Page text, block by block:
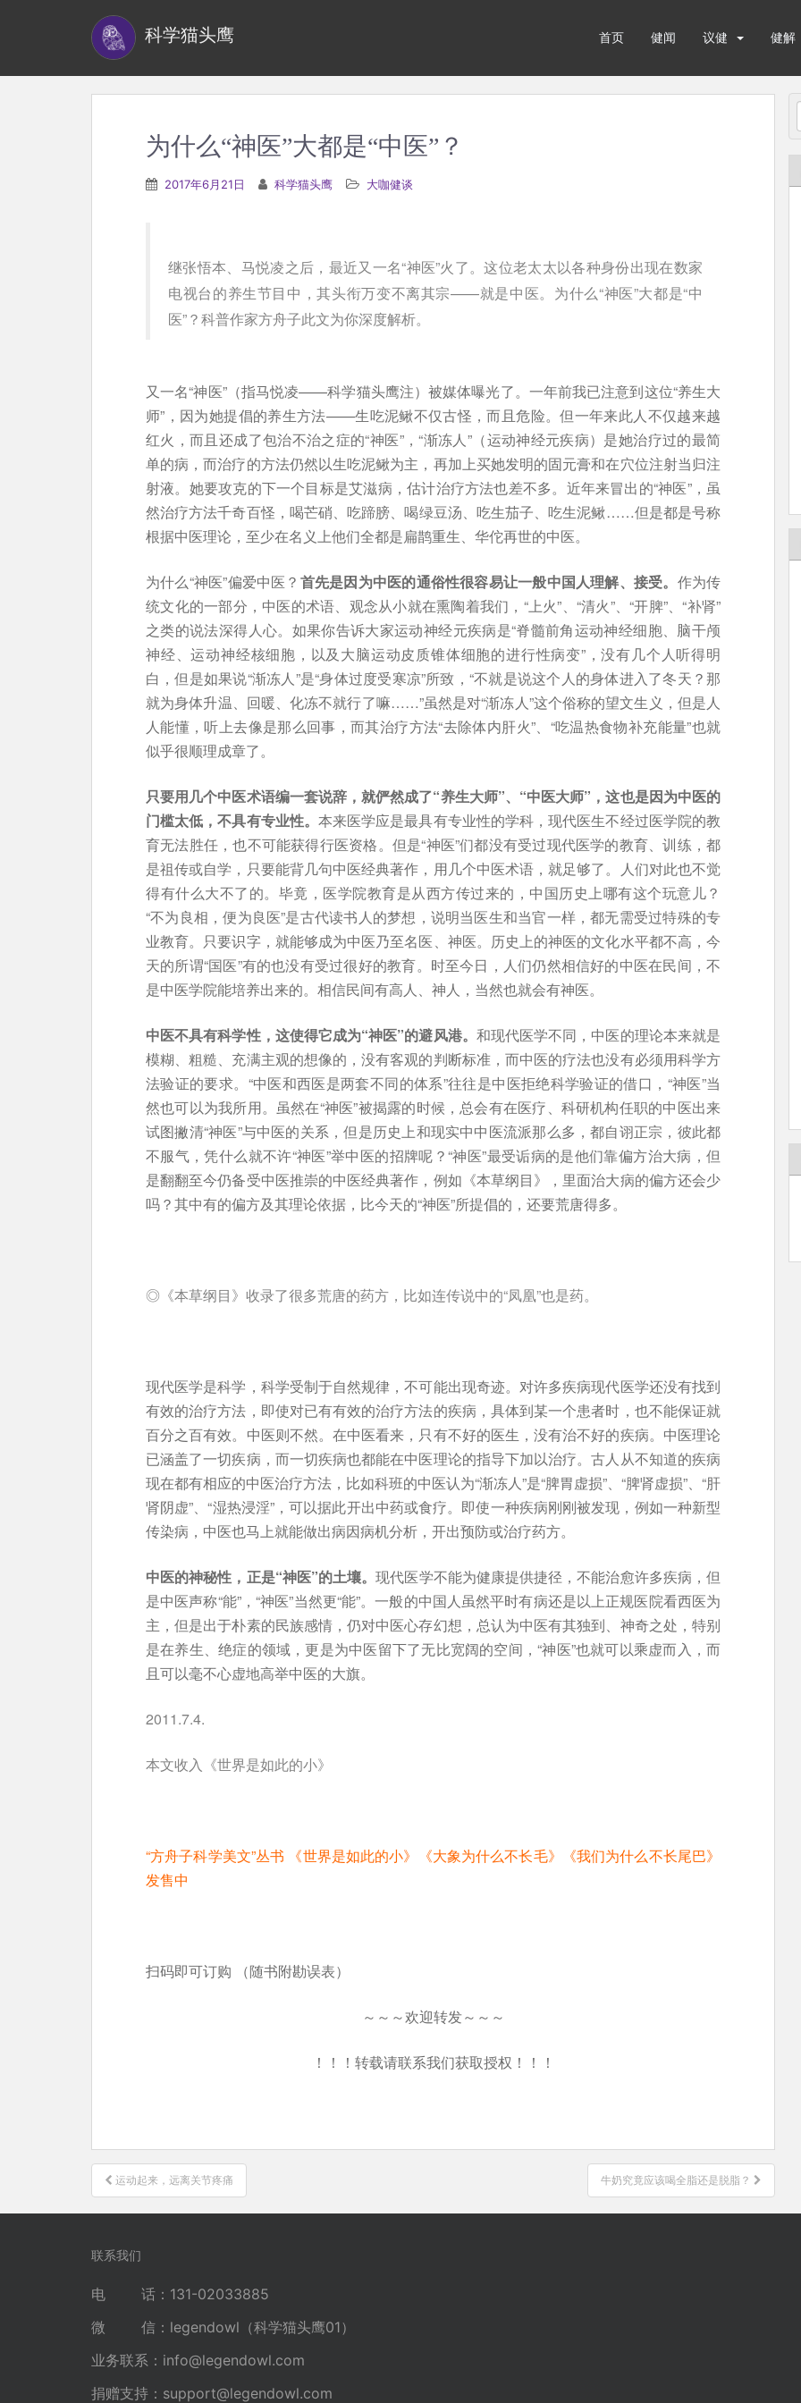
科学猫头鹰 首页 健闻 议健 健解
为什么“神医”大都是“中医”？
2017年6月21日 科学猫头鹰 大咖健谈
继张悟本、马悦凌之后，最近又一名“神医”火了。这位老太太以各种身份出现在数家
电视台的养生节目中，其头衔万变不离其宗——就是中医。为什么“神医”大都是“中
医”？科普作家方舟子此文为你深度解析。
又一名“神医”（指马悦凌——科学猫头鹰注）被媒体曝光了。一年前我已注意到这位“养生大
师”，因为她提倡的养生方法——生吃泥鳅不仅古怪，而且危险。但一年来此人不仅越来越
红火，而且还成了包治不治之症的“神医”，“渐冻人”（运动神经元疾病）是她治疗过的最简
单的病，而治疗的方法仍然以生吃泥鳅为主，再加上买她发明的固元膏和在穴位注射当归注
射液。她要攻克的下一个目标是艾滋病，估计治疗方法也差不多。近年来冒出的“神医”，虽
然治疗方法千奇百怪，喝芒硝、吃蹄膀、喝绿豆汤、吃生茄子、吃生泥鳅……但是都是号称
根据中医理论，至少在名义上他们全都是扁鹊重生、华佗再世的中医。
为什么“神医”偏爱中医？ 首先是因为中医的通俗性很容易让一般中国人理解、接受。 作为传
统文化的一部分，中医的术语、观念从小就在熏陶着我们，“上火”、“清火”、“开脾”、“补肾”
之类的说法深得人心。如果你告诉大家运动神经元疾病是“脊髓前角运动神经细胞、脑干颅
神经、运动神经核细胞，以及大脑运动皮质锥体细胞的进行性病变”，没有几个人听得明
白，但是如果说“渐冻人”是“身体过度受寒凉”所致，“不就是说这个人的身体进入了冬天？那
就为身体升温、回暖、化冻不就行了嘛……”虽然是对“渐冻人”这个俗称的望文生义，但是人
人能懂，听上去像是那么回事，而其治疗方法“去除体内肝火”、“吃温热食物补充能量”也就
似乎很顺理成章了。
只要用几个中医术语编一套说辞，就俨然成了“养生大师”、“中医大师”，这也是因为中医的
门槛太低，不具有专业性。 本来医学应是最具有专业性的学科，现代医生不经过医学院的教
育无法胜任，也不可能获得行医资格。但是“神医”们都没有受过现代医学的教育、训练，都
是祖传或自学，只要能背几句中医经典著作，用几个中医术语，就足够了。人们对此也不觉
得有什么大不了的。毕竟，医学院教育是从西方传过来的，中国历史上哪有这个玩意儿？
“不为良相，便为良医”是古代读书人的梦想，说明当医生和当官一样，都无需受过特殊的专
业教育。只要识字，就能够成为中医乃至名医、神医。历史上的神医的文化水平都不高，今
天的所谓“国医”有的也没有受过很好的教育。时至今日，人们仍然相信好的中医在民间，不
是中医学院能培养出来的。相信民间有高人、神人，当然也就会有神医。
中医不具有科学性，这使得它成为“神医”的避风港。 和现代医学不同，中医的理论本来就是
模糊、粗糙、充满主观的想像的，没有客观的判断标准，而中医的疗法也没有必须用科学方
法验证的要求。“中医和西医是两套不同的体系”往往是中医拒绝科学验证的借口，“神医”当
然也可以为我所用。虽然在“神医”被揭露的时候，总会有在医疗、科研机构任职的中医出来
试图撇清“神医”与中医的关系，但是历史上和现实中中医流派那么多，都自诩正宗，彼此都
不服气，凭什么就不许“神医”举中医的招牌呢？“神医”最受诟病的是他们靠偏方治大病，但
是翻翻至今仍备受中医推崇的中医经典著作，例如《本草纲目》，里面治大病的偏方还会少
吗？其中有的偏方及其理论依据，比今天的“神医”所提倡的，还要荒唐得多。
◎《本草纲目》收录了很多荒唐的药方，比如连传说中的“凤凰”也是药。
现代医学是科学，科学受制于自然规律，不可能出现奇迹。对许多疾病现代医学还没有找到
有效的治疗方法，即使对已有有效的治疗方法的疾病，具体到某一个患者时，也不能保证就
百分之百有效。中医则不然。在中医看来，只有不好的医生，没有治不好的疾病。中医理论
已涵盖了一切疾病，而一切疾病也都能在中医理论的指导下加以治疗。古人从不知道的疾病
现在都有相应的中医治疗方法，比如科班的中医认为“渐冻人”是“脾胃虚损”、“脾肾虚损”、“肝
肾阴虚”、“湿热浸淫”，可以据此开出中药或食疗。即使一种疾病刚刚被发现，例如一种新型
传染病，中医也马上就能做出病因病机分析，开出预防或治疗药方。
中医的神秘性，正是“神医”的土壤。现代医学不能为健康提供捷径，不能治愈许多疾病，但
是中医声称“能”，“神医”当然更“能”。一般的中国人虽然平时有病还是以上正规医院看西医为
主，但是出于朴素的民族感情，仍对中医心存幻想，总认为中医有其独到、神奇之处，特别
是在养生、绝症的领域，更是为中医留下了无比宽阔的空间，“神医”也就可以乘虚而入，而
且可以毫不心虚地高举中医的大旗。
2011.7.4.
本文收入《世界是如此的小》
“方舟子科学美文”丛书 《世界是如此的小》《大象为什么不长毛》《我们为什么不长尾巴》
发售中
扫码即可订购 （随书附勘误表）
～～～欢迎转发～～～
！！！转载请联系我们获取授权！！！
文
章
导
运动起来，远离关节疼痛 牛奶究竟应该喝全脂还是脱脂？
联系我们
电 话：131-02033885
微 信：legendowl（科学猫头鹰01）
业务联系： info@legendowl.com
捐赠支持： support@legendowl.com